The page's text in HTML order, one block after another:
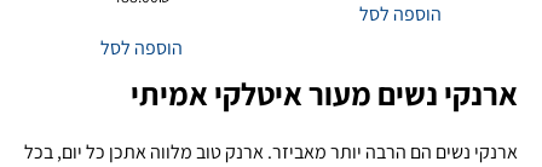
הוספה לסל
הוספה לסל
ארנקי נשים מעור איטלקי אמיתי
ארנקי נשים הם הרבה יותר מאביזר. ארנק טוב מלווה אתכן כל יום, בכל